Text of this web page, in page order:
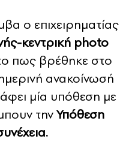
ο επιχειρηματίας
κεντρική photo
πως βρέθηκε στο
ανακοίνωσή
μία υπόθεση με
τηνΥπόθεση